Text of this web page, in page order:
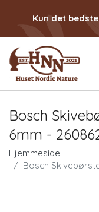
Kun det
Bosch
6mm -
Hjemmeside
Bosch